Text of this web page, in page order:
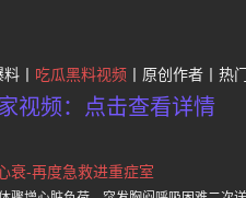
料 吃瓜黑料视频 原创作者 热
视频：点击查看详情
衰-再度急救进重症室